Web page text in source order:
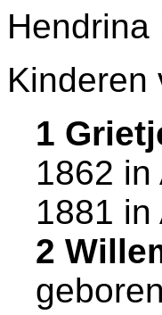
Hendrina
Kinderen
1
1862 in
1881 in
2